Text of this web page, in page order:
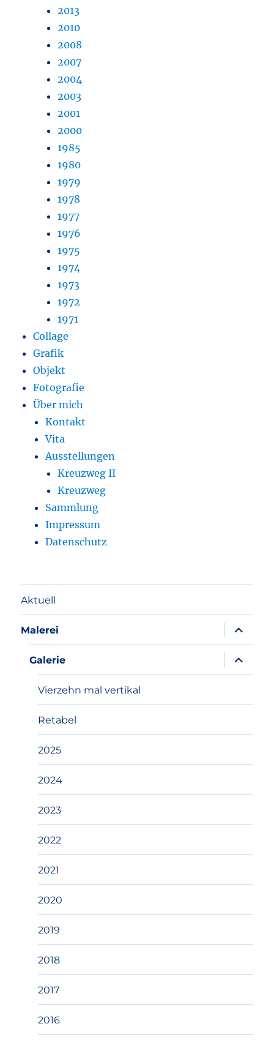
2013
2010
2008
2007
2004
2003
2001
2000
1985
1980
1979
1978
1977
1976
1975
1974
1973
1972
1971
Collage
Grafik
Objekt
Fotografie
Über mich
Kontakt
Vita
Ausstellungen
Kreuzweg II
Kreuzweg
Sammlung
Impressum
Datenschutz
Aktuell
Malerei
anzeigen
Galerie
anzeigen
Vierzehn mal vertikal
Retabel
2025
2024
2023
2022
2021
2020
2019
2018
2017
2016